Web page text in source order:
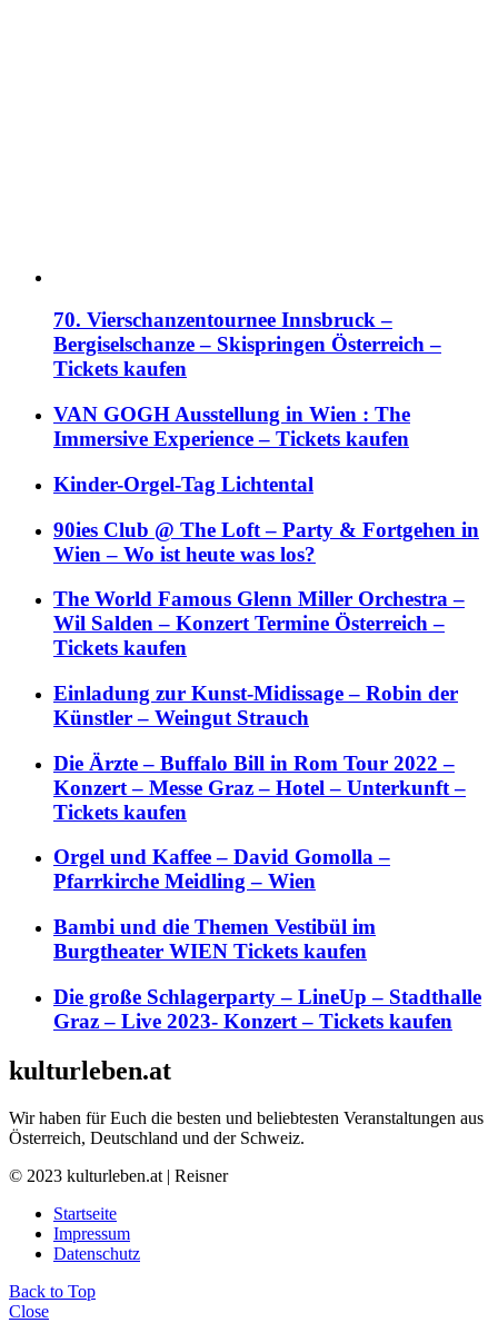
70. Vierschanzentournee Innsbruck –
Bergiselschanze – Skispringen Österreich –
Tickets kaufen
VAN GOGH Ausstellung in Wien : The
Immersive Experience – Tickets kaufen
Kinder-Orgel-Tag Lichtental
90ies Club @ The Loft – Party & Fortgehen in
Wien – Wo ist heute was los?
The World Famous Glenn Miller Orchestra –
Wil Salden – Konzert Termine Österreich –
Tickets kaufen
Einladung zur Kunst-Midissage – Robin der
Künstler – Weingut Strauch
Die Ärzte – Buffalo Bill in Rom Tour 2022 –
Konzert – Messe Graz – Hotel – Unterkunft –
Tickets kaufen
Orgel und Kaffee – David Gomolla –
Pfarrkirche Meidling – Wien
Bambi und die Themen Vestibül im
Burgtheater WIEN Tickets kaufen
Die große Schlagerparty – LineUp – Stadthalle
Graz – Live 2023- Konzert – Tickets kaufen
kulturleben.at
Wir haben für Euch die besten und beliebtesten Veranstaltungen aus
Österreich, Deutschland und der Schweiz.
© 2023 kulturleben.at | Reisner
Startseite
Impressum
Datenschutz
Back to Top
Close